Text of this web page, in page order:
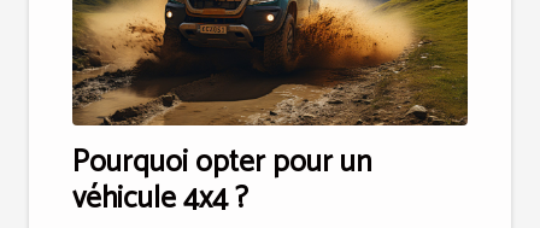
Pourquoi opter pour un
véhicule 4x4 ?